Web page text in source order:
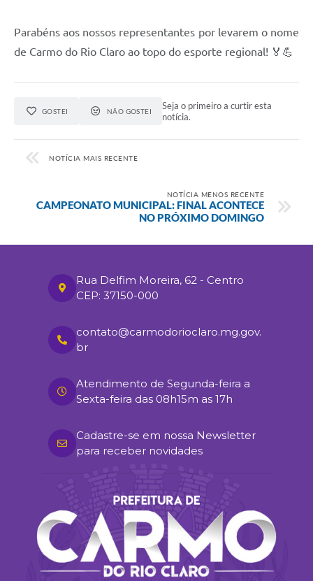
Parabéns aos nossos representantes por levarem o nome
de Carmo do Rio Claro ao topo do esporte regional! 🏅💪
GOSTEI NÃO GOSTEI
Seja o primeiro a curtir esta
notícia.
NOTÍCIA MAIS RECENTE
NOTÍCIA MENOS RECENTE
CAMPEONATO MUNICIPAL: FINAL ACONTECE
NO PRÓXIMO DOMINGO
Rua Delfim Moreira, 62 - Centro
CEP: 37150-000
contato@carmodorioclaro.mg.gov.
br
Atendimento de Segunda-feira a
Sexta-feira das 08h15m as 17h
Cadastre-se em nossa Newsletter
para receber novidades